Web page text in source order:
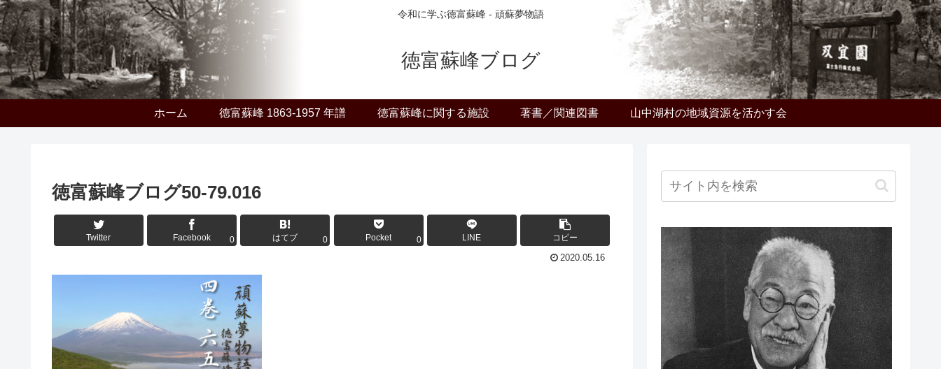
令和に学ぶ徳富蘇峰 - 頑蘇夢物語
徳富蘇峰ブログ
ホーム 徳富蘇峰 1863-1957 年譜 徳富蘇峰に関する施設 著書／関連図書 山中湖村の地域資源を活かす会
徳富蘇峰ブログ50-79.016
Twitter Facebook 0 はてブ 0 Pocket 0 LINE コピー
2020.05.16